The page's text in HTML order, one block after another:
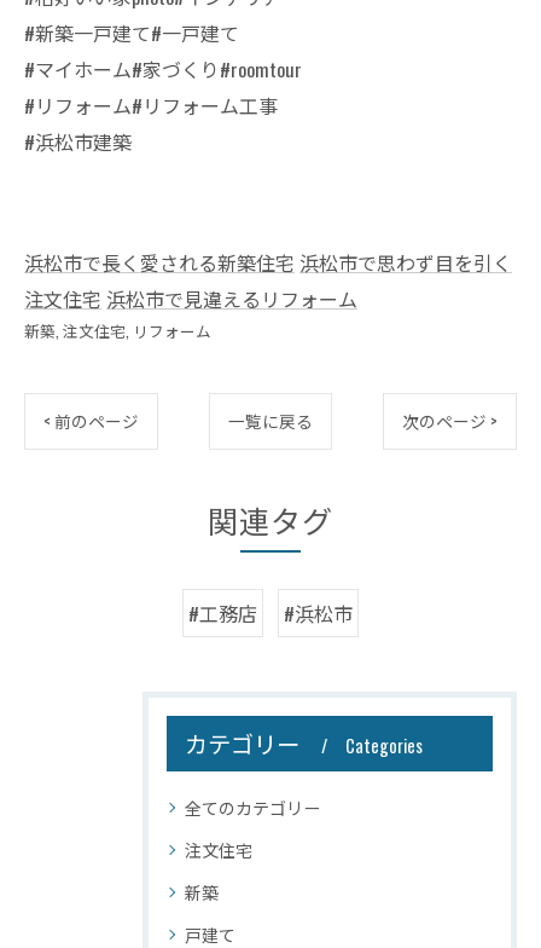
#新築一戸建て#一戸建て
#マイホーム#家づくり#roomtour
#リフォーム#リフォーム工事
#浜松市建築
浜松市で長く愛される新築住宅 浜松市で思わず目を引く
注文住宅 浜松市で見違えるリフォーム
新築 注文住宅 リフォーム
< 前のページ 一覧に戻る 次のページ >
関連タグ
#工務店 #浜松市
カテゴリー Categories
全てのカテゴリー
注文住宅
新築
戸建て